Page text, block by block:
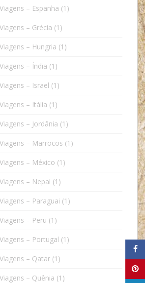
– Espanha (1)
– Grécia (1)
– Hungria (1)
– Índia (1)
– Israel (1)
– Itália (1)
– Jordânia (1)
– Marrocos (1)
– México (1)
– Nepal (1)
– Paraguai (1)
– Peru (1)
– Portugal (1)
– Qatar (1)
– Quênia (1)